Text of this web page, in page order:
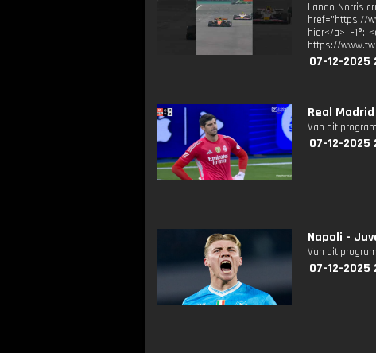
Lando Norris
href="https://
hier</a> F1®:
https://
07-12-2025
Real
Van dit
07-12-2025
Napoli -
Van dit
07-12-2025